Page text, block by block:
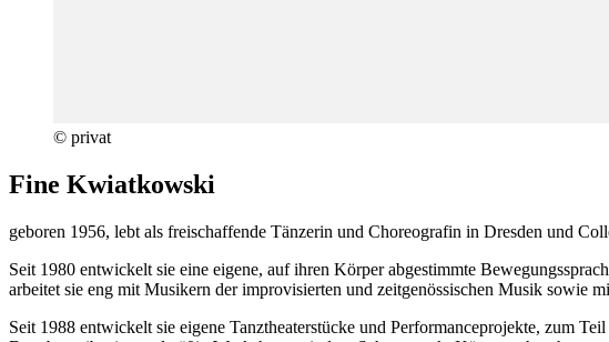
© privat
Fine Kwiatkowski
geboren 1956, lebt als freischaffende Tänzerin und Choreografin in Dresden und
Seit 1980 entwickelt sie eine eigene, auf ihren Körper abgestimmte
arbeitet sie eng mit Musikern der improvisierten und zeitgenössischen Musik sowie
Seit 1988 entwickelt sie eigene Tanztheaterstücke und Performanceprojekte, zum